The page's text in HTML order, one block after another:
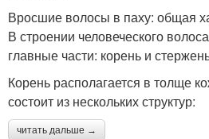
Вросшие волосы в паху: общая
В строении человеческого
главные части: корень и
Корень располагается в толще
состоит из нескольких структур:
читать дальше →